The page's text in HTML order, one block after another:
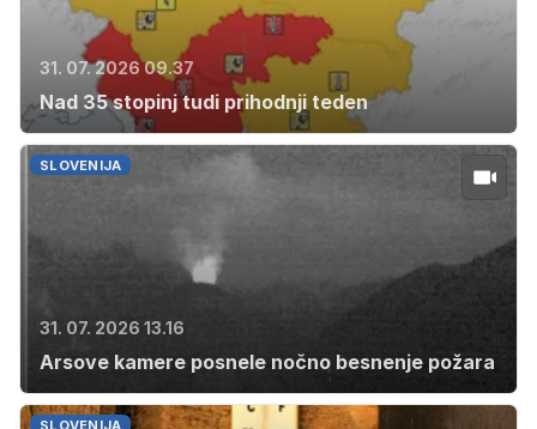
31. 07. 2026 09.37
Nad 35 stopinj tudi prihodnji teden
SLOVENIJA
31. 07. 2026 13.16
Arsove kamere posnele nočno besnenje požara
SLOVENIJA